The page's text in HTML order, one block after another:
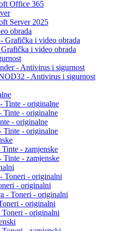
Office 365
Server 2025
obrada
Grafička i video obrada
i video obrada
- Antivirus i sigurnost
- Antivirus i sigurnost
Tinte - originalne
Tinte - originalne
- originalne
Tinte - originalne
- zamjenske
Tinte - zamjenske
Toneri - originalni
- originalni
- Toneri - originalni
- originalni
Toneri - originalni